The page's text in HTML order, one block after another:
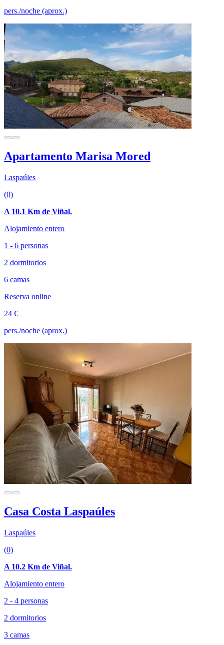
pers./noche (aprox.)
Apartamento Marisa Mored
Laspaúles
(0)
A 10.1 Km de Viñal.
Alojamiento entero
1 - 6 personas
2 dormitorios
6 camas
Reserva online
24 €
pers./noche (aprox.)
Casa Costa Laspaúles
Laspaúles
(0)
A 10.2 Km de Viñal.
Alojamiento entero
2 - 4 personas
2 dormitorios
3 camas